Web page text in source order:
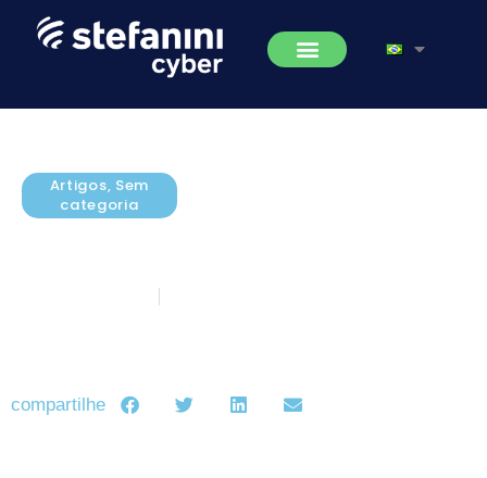
Artigos, Sem
categoria
compartilhe